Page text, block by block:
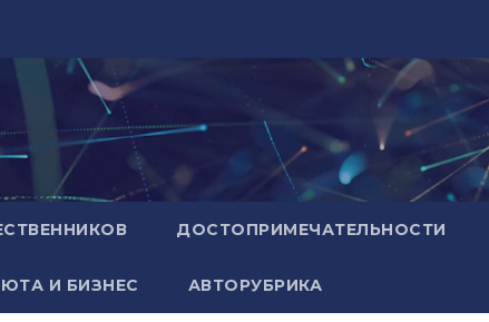
ДОСТОПРИМЕЧАТЕЛЬНОСТИ
И БИЗНЕС АВТОРУБРИКА